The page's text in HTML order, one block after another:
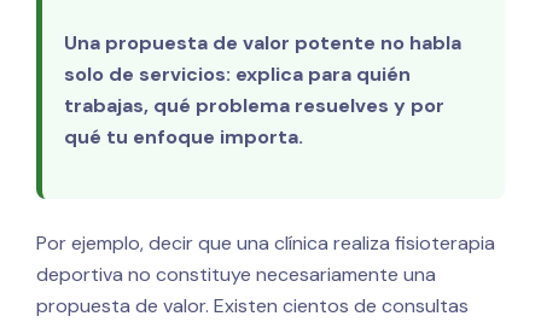
Una propuesta de valor potente no habla
solo de servicios: explica para quién
trabajas, qué problema resuelves y por
qué tu enfoque importa.
Por ejemplo, decir que una clínica realiza fisioterapia
deportiva no constituye necesariamente una
propuesta de valor. Existen cientos de consultas